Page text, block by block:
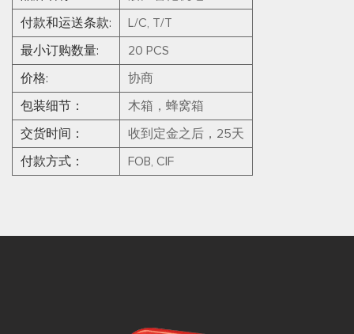
付款和运送条款: L/C, T/T
最小订购数量: 20 PCS
价格: 协商
包装细节： 木箱，蜂窝箱
交货时间： 收到定金之后，25天
付款方式： FOB, CIF